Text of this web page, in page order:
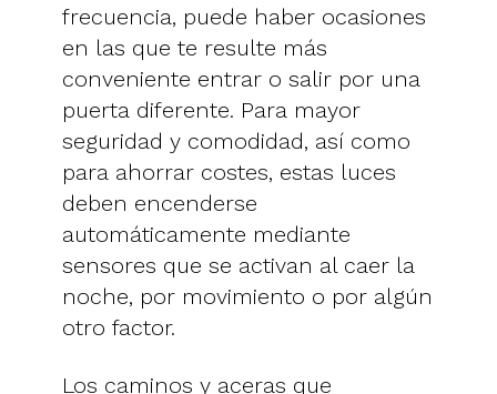
frecuencia, puede haber ocasiones
en las que te resulte más
conveniente entrar o salir por una
puerta diferente. Para mayor
seguridad y comodidad, así como
para ahorrar costes, estas luces
deben encenderse
automáticamente mediante
sensores que se activan al caer la
noche, por movimiento o por algún
otro factor.
Los caminos y aceras que